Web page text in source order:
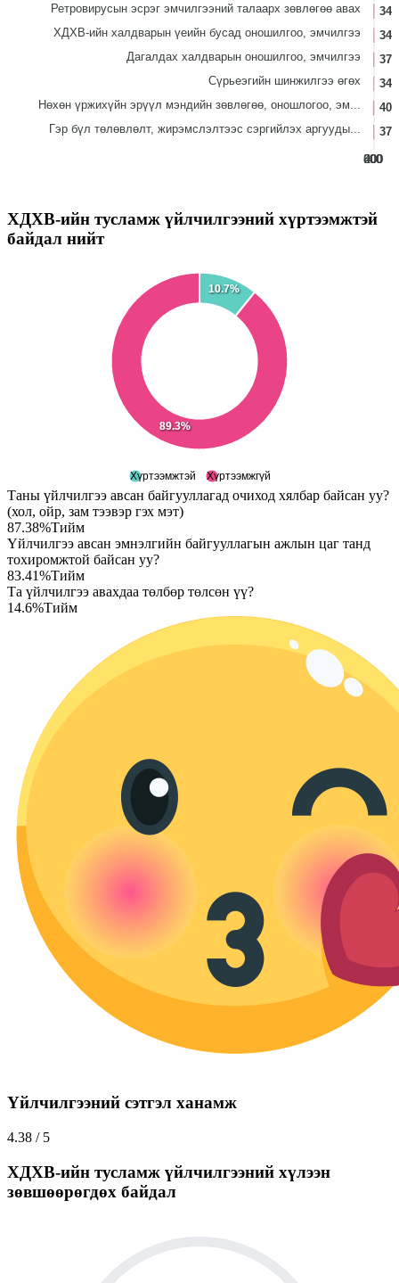
340
343
375
344
402
376
Ретровирусын эсрэг эмчилгээний талаарх зөвлөгөө авах
ХДХВ-ийн халдварын үеийн бусад оношилгоо, эмчилгээ
Дагалдах халдварын оношилгоо, эмчилгээ
Сүрьеэгийн шинжилгээ өгөх
Нөхөн үржихүйн эрүүл мэндийн зөвлөгөө, оношлогоо, эм...
Гэр бүл төлөвлөлт, жирэмслэлтээс сэргийлэх аргууды...
800
600
400
200
0
ХДХВ-ийн тусламж үйлчилгээний хүртээмжтэй
байдал нийт
10.7%
89.3%
Хүртээмжтэй Хүртээмжгүй
Таны үйлчилгээ авсан байгууллагад очиход хялбар байсан уу?
(хол, ойр, зам тээвэр гэх мэт)
87.38%Тийм
Үйлчилгээ авсан эмнэлгийн байгууллагын ажлын цаг танд
тохиромжтой байсан уу?
83.41%Тийм
Та үйлчилгээ авахдаа төлбөр төлсөн үү?
14.6%Тийм
Үйлчилгээний сэтгэл ханамж
4.38 / 5
ХДХВ-ийн тусламж үйлчилгээний хүлээн
зөвшөөрөгдөх байдал